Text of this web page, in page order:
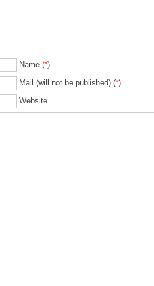
Name (*)
Mail (will not be published) (*)
Website